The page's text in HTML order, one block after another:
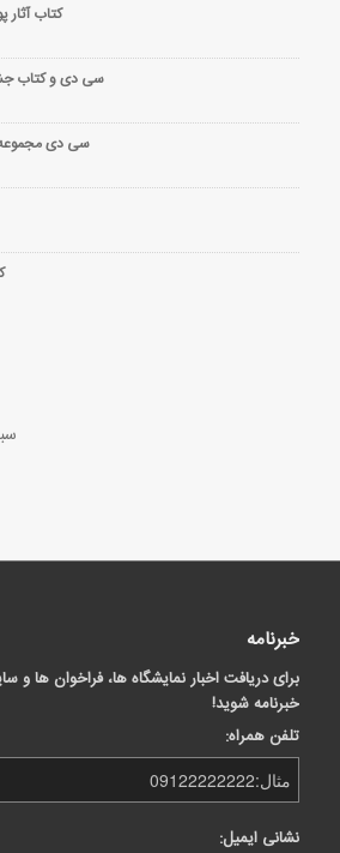
کتاب آثار
سی دی و کتاب
سی دی مجموعه
خبرنامه
برای دریافت اخبار نمایشگاه ها، فراخوان ها و
خبرنامه شوید!
تلفن همراه:
نشانی ایمیل: